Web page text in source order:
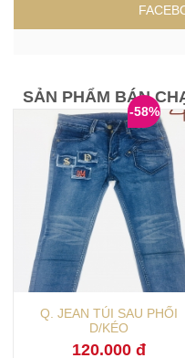
SẢN PHẨM BÁN
-58%
Q. JEAN TÚI SAU PHỐI
D/KÉO
120.000 đ